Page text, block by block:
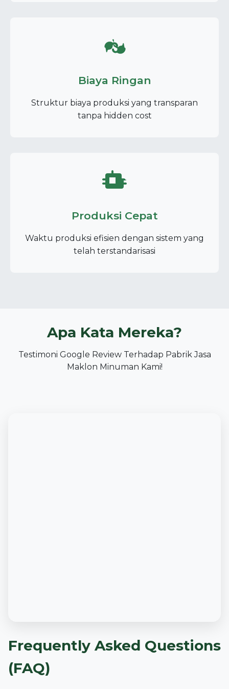
Biaya Ringan
Struktur biaya produksi yang transparan
tanpa hidden cost
Produksi Cepat
Waktu produksi efisien dengan sistem yang
telah terstandarisasi
Apa Kata Mereka?
Testimoni Google Review Terhadap Pabrik Jasa
Maklon Minuman Kami!
Frequently Asked Questions
(FAQ)